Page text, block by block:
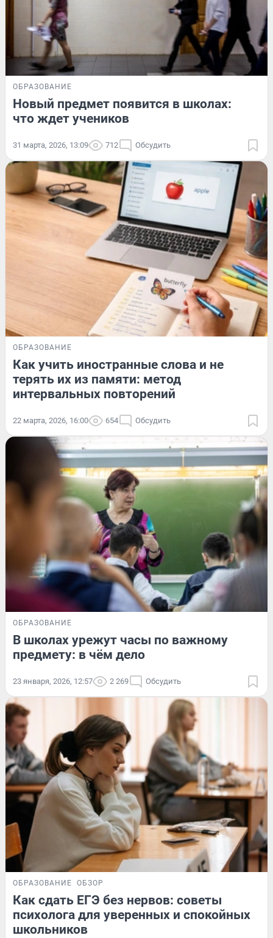
ОБРАЗОВАНИЕ
Новый предмет появится в школах:
что ждет учеников
31 марта, 2026, 13:09 712 Обсудить
ОБРАЗОВАНИЕ
Как учить иностранные слова и не
терять их из памяти: метод
интервальных повторений
22 марта, 2026, 16:00 654 Обсудить
ОБРАЗОВАНИЕ
В школах урежут часы по важному
предмету: в чём дело
23 января, 2026, 12:57 2 269 Обсудить
ОБРАЗОВАНИЕ ОБЗОР
Как сдать ЕГЭ без нервов: советы
психолога для уверенных и спокойных
школьников